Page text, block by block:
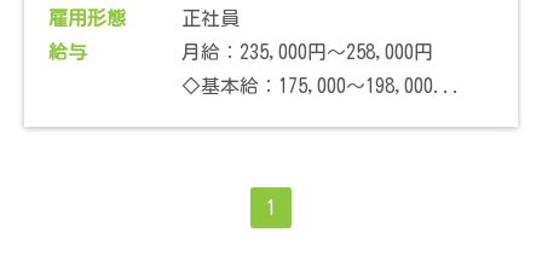
雇用形態
正社員
給与
月給：235,000円～258,000円
◇基本給：175,000～198,000...
1